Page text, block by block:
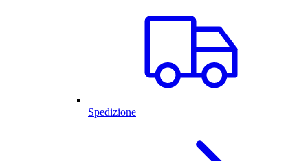
Spedizione